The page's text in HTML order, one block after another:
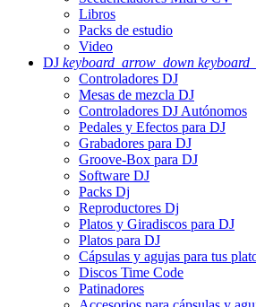
Libros
Packs de estudio
Video
DJ keyboard_arrow_down
Controladores DJ
Mesas de mezcla DJ
Controladores DJ Autónomos
Pedales y Efectos para DJ
Grabadores para DJ
Groove-Box para DJ
Software DJ
Packs Dj
Reproductores Dj
Platos y Giradiscos para DJ
Platos para DJ
Cápsulas y agujas para tus
Discos Time Code
Patinadores